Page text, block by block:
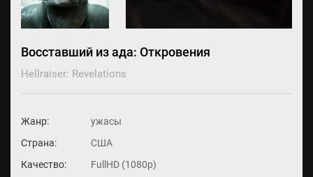
Восставший из ада: Откровения
Hellraiser: Revelations
Жанр:
ужасы
Страна:
США
Качество:
FullHD (1080p)